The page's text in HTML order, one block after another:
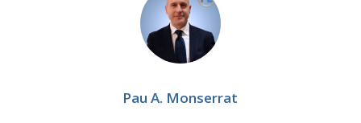
Pau A. Monserrat